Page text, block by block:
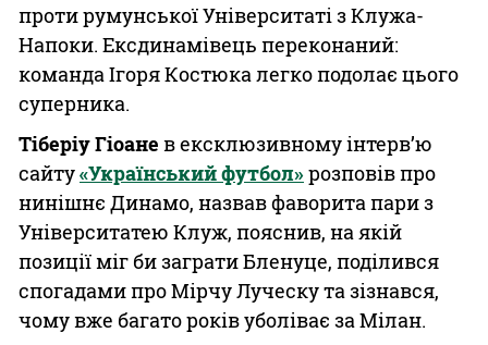
проти румунської Університаті з Клужа-
Напоки. Ексдинамівець переконаний:
команда Ігоря Костюка легко подолає цього
суперника.
Тіберіу Гіоане в ексклюзивному інтерв’ю
сайту«Український футбол»розповів про
нинішнє Динамо, назвав фаворита пари з
Університатею Клуж, пояснив, на якій
позиції міг би заграти Бленуце, поділився
спогадами про Мірчу Луческу та зізнався,
чому вже багато років уболіває за Мілан.